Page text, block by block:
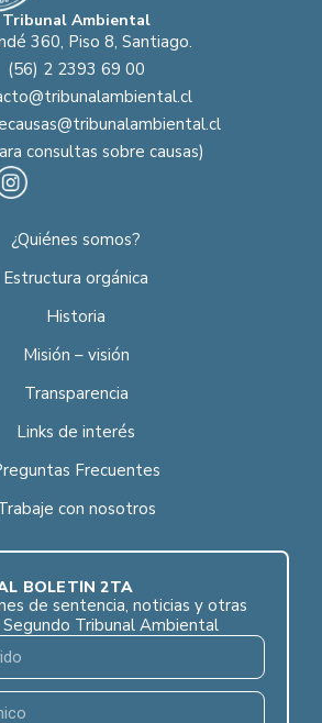
Tribunal Ambiental
360, Piso 8, Santiago.
(56) 2 2393 69 00
consultas sobre causas)
¿Quiénes somos?
Estructura orgánica
Historia
Misión – visión
Transparencia
Links de interés
Frecuentes
con nosotros
BOLETÍN 2TA
de sentencia, noticias y otras
Tribunal Ambiental